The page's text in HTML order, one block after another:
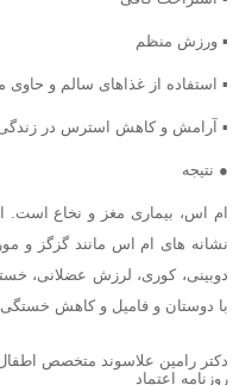
▪ ورزش منظم
▪ استفاده از غذاهای سالم و حاوی
▪ آرامش و کاهش استرس در
● نتیجه
ام اس، بیماری مغز و نخاع است.
نشانه های ام اس مانند گزگز و
دوبینی، کوری، لرزش عضلانی،
با دوستان و فامیل و کاهش
دکتر رامین علاسوند متخصص
روزنامه اعتماد